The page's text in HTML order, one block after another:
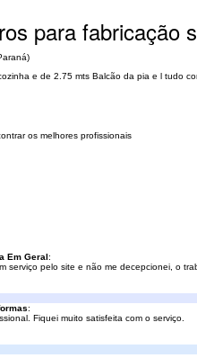
para fabricação
e de 2.75 mts Balcão da pia e l tudo
os melhores profissionais
Em Geral:
serviço pelo site e não me decepcionei, o
:
Fiquei muito satisfeita com o serviço.